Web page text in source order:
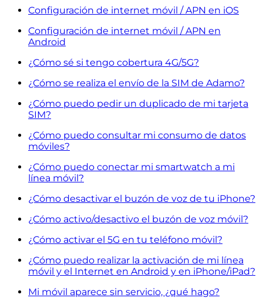
Configuración de internet móvil / APN en iOS
Configuración de internet móvil / APN en
Android
¿Cómo sé si tengo cobertura 4G/5G?
¿Cómo se realiza el envío de la SIM de Adamo?
¿Cómo puedo pedir un duplicado de mi tarjeta
SIM?
¿Cómo puedo consultar mi consumo de datos
móviles?
¿Cómo puedo conectar mi smartwatch a mi
línea móvil?
¿Cómo desactivar el buzón de voz de tu iPhone?
¿Cómo activo/desactivo el buzón de voz móvil?
¿Cómo activar el 5G en tu teléfono móvil?
¿Cómo puedo realizar la activación de mi línea
móvil y el Internet en Android y en iPhone/iPad?
Mi móvil aparece sin servicio, ¿qué hago?